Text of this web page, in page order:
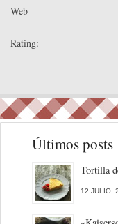
Web
Rating:
Últimos posts
Tortilla
12 JULIO,